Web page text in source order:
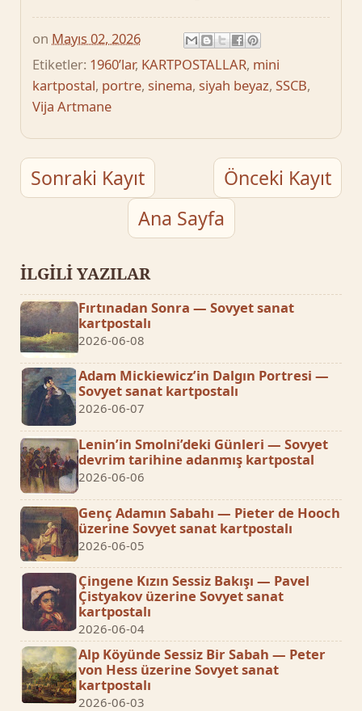
on Mayıs 02, 2026
Etiketler: 1960’lar, KARTPOSTALLAR, mini
kartpostal, portre, sinema, siyah beyaz, SSCB,
Vija Artmane
Sonraki Kayıt
Önceki Kayıt
Ana Sayfa
İLGİLİ YAZILAR
Fırtınadan Sonra — Sovyet sanat
kartpostalı
2026-06-08
Adam Mickiewicz’in Dalgın Portresi —
Sovyet sanat kartpostalı
2026-06-07
Lenin’in Smolni’deki Günleri — Sovyet
devrim tarihine adanmış kartpostal
2026-06-06
Genç Adamın Sabahı — Pieter de Hooch
üzerine Sovyet sanat kartpostalı
2026-06-05
Çingene Kızın Sessiz Bakışı — Pavel
Çistyakov üzerine Sovyet sanat
kartpostalı
2026-06-04
Alp Köyünde Sessiz Bir Sabah — Peter
von Hess üzerine Sovyet sanat
kartpostalı
2026-06-03